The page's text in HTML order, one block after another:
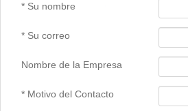
* Su nombre
* Su correo
Nombre de la Empresa
* Motivo del Contacto